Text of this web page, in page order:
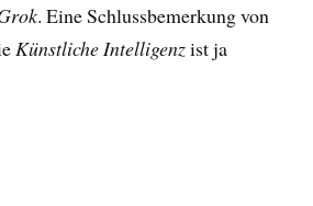
. Eine Schlussbemerkung von
Künstliche Intelligenzist ja